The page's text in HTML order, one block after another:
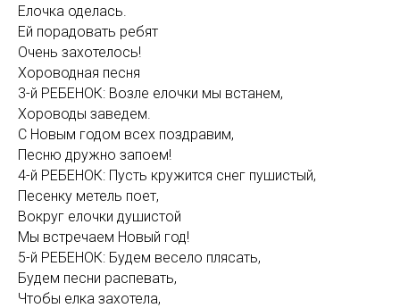
Елочка оделась.
Ей порадовать ребят
Очень захотелось!
Хороводная песня
3-й РЕБЕНОК: Возле елочки мы встанем,
Хороводы заведем.
С Новым годом всех поздравим,
Песню дружно запоем!
4-й РЕБЕНОК: Пусть кружится снег пушистый,
Песенку метель поет,
Вокруг елочки душистой
Мы встречаем Новый год!
5-й РЕБЕНОК: Будем весело плясать,
Будем песни распевать,
Чтобы елка захотела,